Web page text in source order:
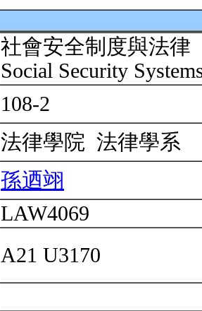
社會安全制度與法律
Social Security
108-2
法律學院 法律學系
孫迺翊
LAW4069
A21 U3170